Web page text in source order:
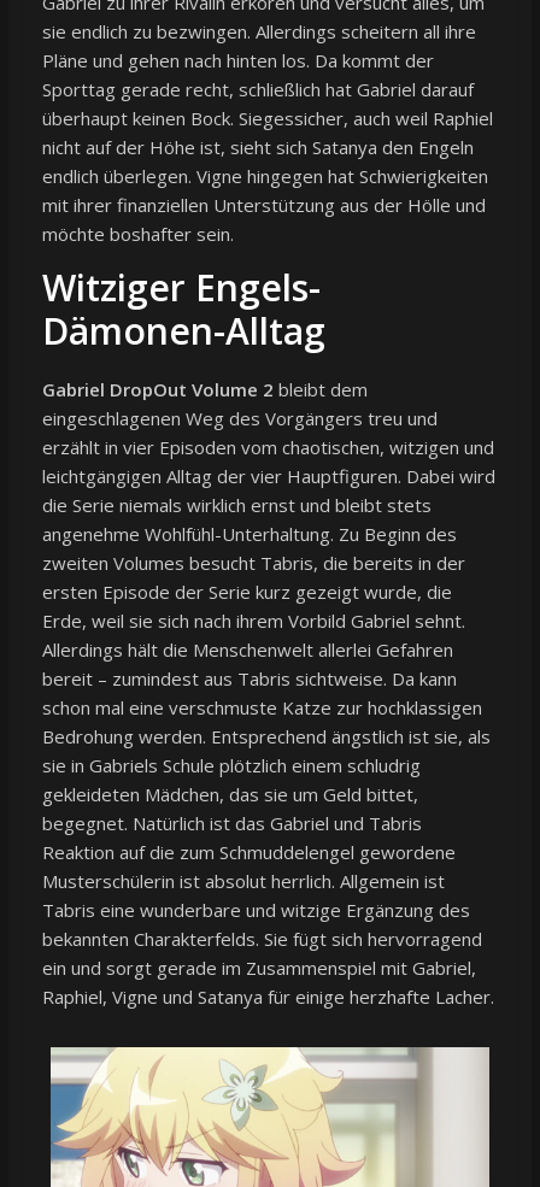
sie endlich zu bezwingen. Allerdings scheitern all ihre
Pläne und gehen nach hinten los. Da kommt der
Sporttag gerade recht, schließlich hat Gabriel darauf
überhaupt keinen Bock. Siegessicher, auch weil Raphiel
nicht auf der Höhe ist, sieht sich Satanya den Engeln
endlich überlegen. Vigne hingegen hat Schwierigkeiten
mit ihrer finanziellen Unterstützung aus der Hölle und
möchte boshafter sein.
Witziger Engels-
Dämonen-Alltag
Gabriel DropOut Volume 2 bleibt dem
eingeschlagenen Weg des Vorgängers treu und
erzählt in vier Episoden vom chaotischen, witzigen und
leichtgängigen Alltag der vier Hauptfiguren. Dabei wird
die Serie niemals wirklich ernst und bleibt stets
angenehme Wohlfühl-Unterhaltung. Zu Beginn des
zweiten Volumes besucht Tabris, die bereits in der
ersten Episode der Serie kurz gezeigt wurde, die
Erde, weil sie sich nach ihrem Vorbild Gabriel sehnt.
Allerdings hält die Menschenwelt allerlei Gefahren
bereit – zumindest aus Tabris sichtweise. Da kann
schon mal eine verschmuste Katze zur hochklassigen
Bedrohung werden. Entsprechend ängstlich ist sie, als
sie in Gabriels Schule plötzlich einem schludrig
gekleideten Mädchen, das sie um Geld bittet,
begegnet. Natürlich ist das Gabriel und Tabris
Reaktion auf die zum Schmuddelengel gewordene
Musterschülerin ist absolut herrlich. Allgemein ist
Tabris eine wunderbare und witzige Ergänzung des
bekannten Charakterfelds. Sie fügt sich hervorragend
ein und sorgt gerade im Zusammenspiel mit Gabriel,
Raphiel, Vigne und Satanya für einige herzhafte Lacher.